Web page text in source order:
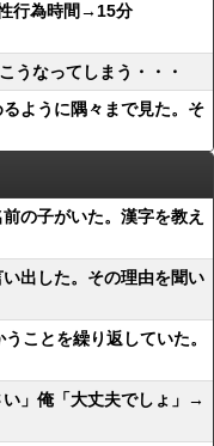
行為時間→15分
うなってしまう・・・
ように隅々まで見た。そ
の子がいた。漢字を教え
出した。その理由を聞い
ことを繰り返していた。
」俺「大丈夫でしょ」→